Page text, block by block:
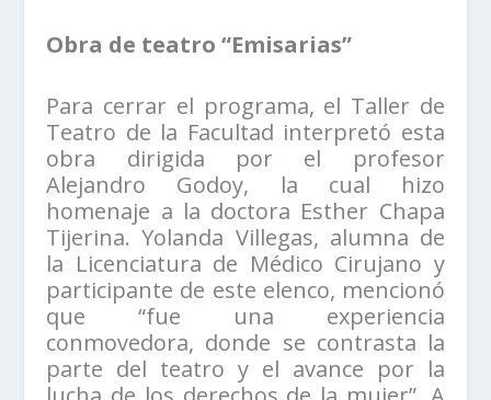
Obra de teatro “Emisarias”
Para cerrar el programa, el Taller de
Teatro de la Facultad interpretó esta
obra dirigida por el profesor
Alejandro Godoy, la cual hizo
homenaje a la doctora Esther Chapa
Tijerina. Yolanda Villegas, alumna de
la Licenciatura de Médico Cirujano y
participante de este elenco, mencionó
que “fue una experiencia
conmovedora, donde se contrasta la
parte del teatro y el avance por la